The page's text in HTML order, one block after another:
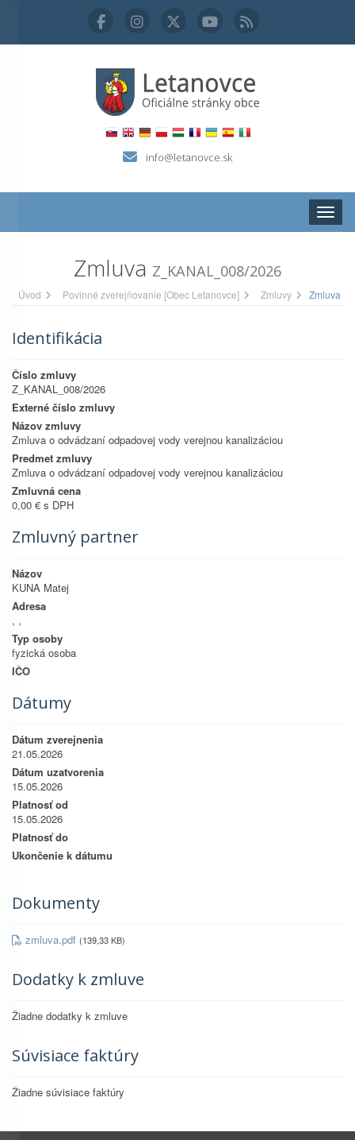
info@letanovce.sk
Zmluva Z_KANAL_008/2026
Úvod Povinné zverejňovanie [Obec Letanovce] Zmluvy Zmluva
Identifikácia
Číslo zmluvy
Z_KANAL_008/2026
Externé číslo zmluvy
Názov zmluvy
Zmluva o odvádzaní odpadovej vody verejnou kanalizáciou
Predmet zmluvy
Zmluva o odvádzaní odpadovej vody verejnou kanalizáciou
Zmluvná cena
0,00 € s DPH
Zmluvný partner
Názov
KUNA Matej
Adresa
, ,
Typ osoby
fyzická osoba
IČO
Dátumy
Dátum zverejnenia
21.05.2026
Dátum uzatvorenia
15.05.2026
Platnosť od
15.05.2026
Platnosť do
Ukončenie k dátumu
Dokumenty
zmluva.pdf (139,33 KB)
Dodatky k zmluve
Žiadne dodatky k zmluve
Súvisiace faktúry
Žiadne súvisiace faktúry